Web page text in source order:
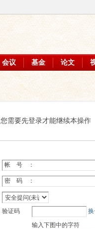
会议 基金 论文
您需要先登录才能继续本操作
帐 号 ：
密 码 ：
验证码
输入下图中的字符